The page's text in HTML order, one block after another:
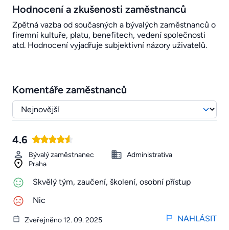
Hodnocení a zkušenosti zaměstnanců
Zpětná vazba od současných a bývalých zaměstnanců o
firemní kultuře, platu, benefitech, vedení společnosti
atd. Hodnocení vyjadřuje subjektivní názory uživatelů.
Komentáře zaměstnanců
4.6
Bývalý zaměstnanec
Administrativa
Praha
Skvělý tým, zaučení, školení, osobní přístup
Nic
Zveřejněno 12. 09. 2025 NAHLÁSIT